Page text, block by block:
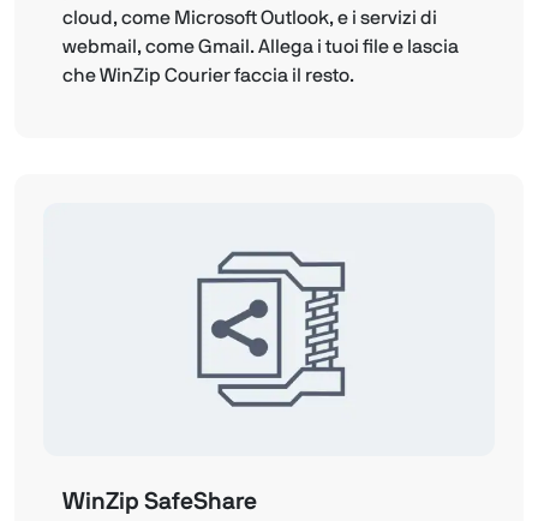
cloud, come Microsoft Outlook, e i servizi di
webmail, come Gmail. Allega i tuoi file e lascia
che WinZip Courier faccia il resto.
WinZip SafeShare